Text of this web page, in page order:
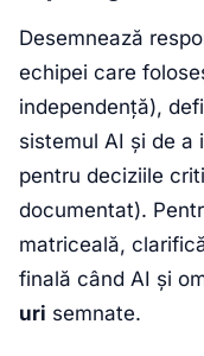
Desemnează
echipei care
independență),
sistemul AI și de a
pentru deciziile
documentat).
matriceală,
finală când AI și
uri semnate.